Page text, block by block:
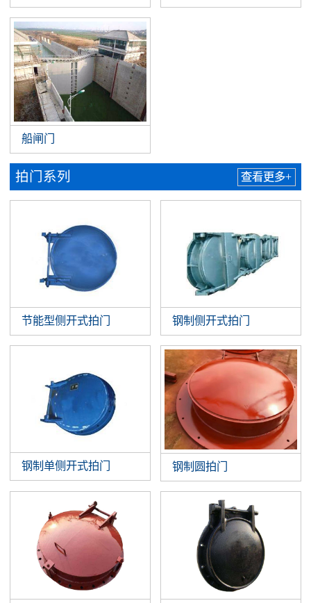
船闸门
拍门系列 查看更多+
节能型侧开式拍门 钢制侧开式拍门
钢制单侧开式拍门 钢制圆拍门